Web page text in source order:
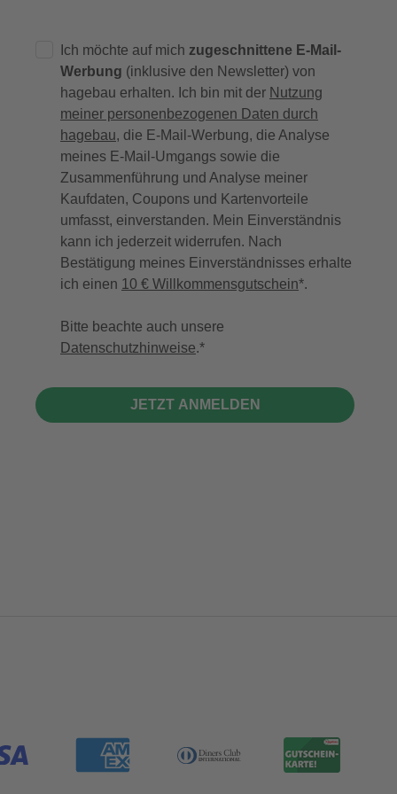
Ich möchte auf mich zugeschnittene E-Mail-
Werbung (inklusive den Newsletter) von
hagebau erhalten. Ich bin mit der Nutzung
meiner personenbezogenen Daten durch
hagebau, die E-Mail-Werbung, die Analyse
meines E-Mail-Umgangs sowie die
Zusammenführung und Analyse meiner
Kaufdaten, Coupons und Kartenvorteile
umfasst, einverstanden. Mein Einverständnis
kann ich jederzeit widerrufen. Nach
Bestätigung meines Einverständnisses erhalte
ich einen 10 € Willkommensgutschein*.
Bitte beachte auch unsere
Datenschutzhinweise.
JETZT ANMELDEN